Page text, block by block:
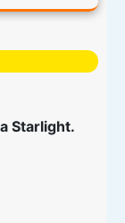
Starlight.